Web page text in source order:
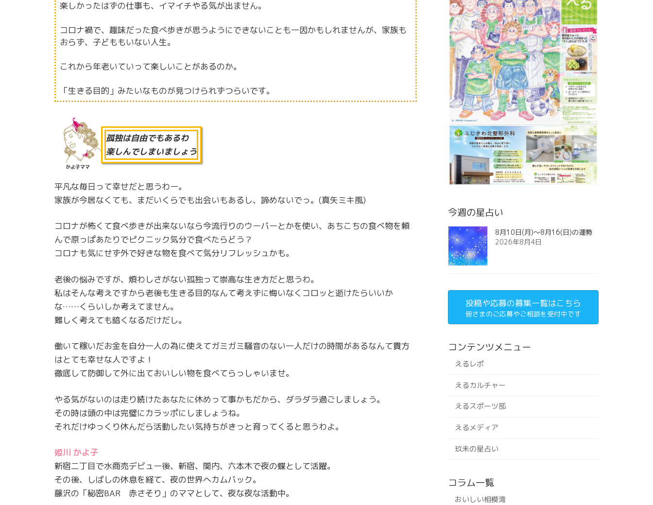
楽しかったはずの仕事も、イマイチやる気が出ません。
コロナ禍で、趣味だった食べ歩きが思うようにできないことも一因かもしれませんが、家族も
おらず、子どももいない人生。
これから年老いていって楽しいことがあるのか。
「生きる目的」みたいなものが見つけられずつらいです。
かよ子ママ
孤独は自由でもあるわ
楽しんでしまいましょう
平凡な毎日って幸せだと思うわー。
家族が今居なくても、まだいくらでも出会いもあるし、諦めないでっ。(真矢ミキ風)
コロナが怖くて食べ歩きが出来ないなら今流行りのウーバーとかを使い、あちこちの食べ物を頼
んで原っぱあたりでピクニック気分で食べたらどう？
コロナも気にせず外で好きな物を食べて気分リフレッシュかも。
老後の悩みですが、煩わしさがない孤独って崇高な生き方だと思うわ。
私はそんな考えですから老後も生きる目的なんて考えずに悔いなくコロッと逝けたらいいか
な……くらいしか考えてません。
難しく考えても暗くなるだけだし。
働いて稼いだお金を自分一人の為に使えてガミガミ騒音のない一人だけの時間があるなんて貴方
はとても幸せな人ですよ！
徹底して防御して外に出ておいしい物を食べてらっしゃいませ。
やる気がないのは走り続けたあなたに休めって事かもだから、ダラダラ過ごしましょう。
その時は頭の中は完璧にカラッポにしましょうね。
それだけゆっくり休んだら活動したい気持ちがきっと育ってくると思うわよ。
姫川 かよ子
新宿二丁目で水商売デビュー後、新宿、関内、六本木で夜の蝶として活躍。
その後、しばしの休息を経て、夜の世界へカムバック。
藤沢の「秘密BAR 赤さそり」のママとして、夜な夜な活動中。
今週の星占い
8月10日(月)～8月16(日)の運勢
2026年8月4日
投稿や応募の募集一覧はこちら
皆さまのご応募やご相談を受付中です
コンテンツメニュー
えるレポ
えるカルチャー
えるスポーツ部
えるメディア
玖未の星占い
コラム一覧
おいしい相模湾